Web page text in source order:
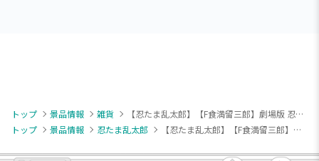
トップ 景品情報 雑貨
【忍たま乱太郎】【F食満留三郎】劇場版 忍たま乱太郎 フェイスポーチ-忍術学園六年生-
トップ
景品情報 忍たま乱太郎 【忍たま乱太郎】【F食満留三郎】劇場版 忍たま乱太郎 フェイスポーチ-忍術学園六年生-